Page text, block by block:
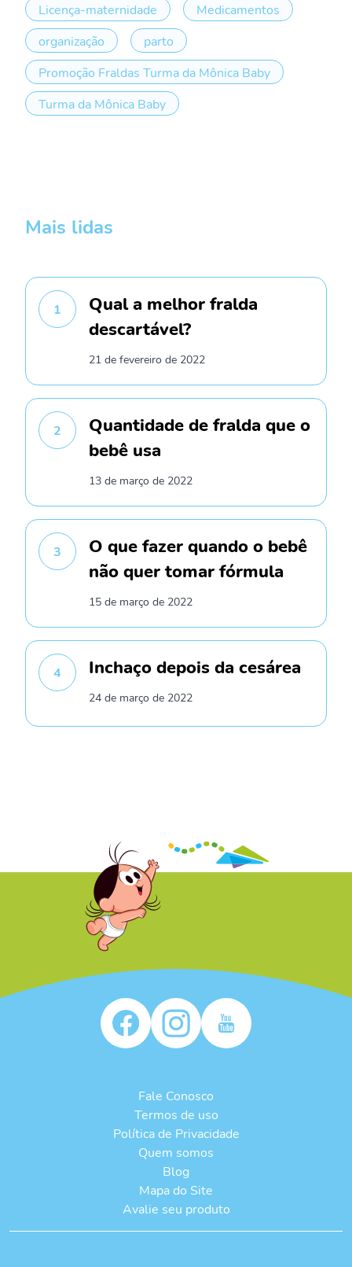
Licença-maternidade
Medicamentos
organização
parto
Promoção Fraldas Turma da Mônica Baby
Turma da Mônica Baby
Mais lidas
1
Qual a melhor fralda
descartável?
21 de fevereiro de 2022
2
Quantidade de fralda que o
bebê usa
13 de março de 2022
3
O que fazer quando o bebê
não quer tomar fórmula
15 de março de 2022
4 Inchaço depois da cesárea
24 de março de 2022
Fale Conosco
Termos de uso
Política de Privacidade
Quem somos
Blog
Mapa do Site
Avalie seu produto